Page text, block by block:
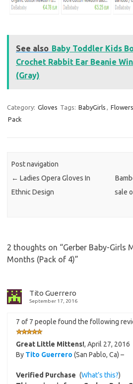
See also Baby Toddler Kids
Crochet Rabbit Ear Beanie
(Gray)
Category: Gloves Tags: BabyGirls , Flowers
Pack
Post navigation
← Ladies Opera Gloves In
Ethnic Design
sale
2 thoughts on “Gerber Baby-Girls
Months (Pack of 4)”
Tito Guerrero
September 17, 2016
7 of 7 people found the following
Great Little Mittens!, April 27, 2016
By Tito Guerrero (San Pablo, Ca) –
Verified Purchase (What’s this?)